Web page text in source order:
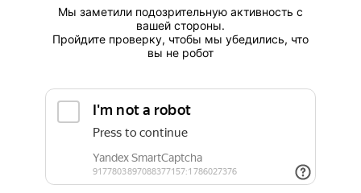
Мы заметили подозрительную активность с
вашей стороны.
Пройдите проверку, чтобы мы убедились, что
вы не робот